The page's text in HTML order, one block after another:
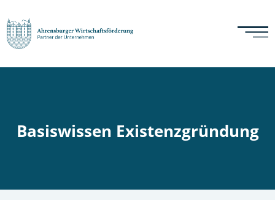
Basiswissen Existenzgründung